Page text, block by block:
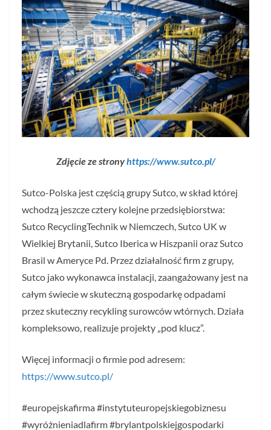
Zdjęcie ze stronyhttps://www.sutco.pl/
Sutco-Polska jest częścią grupy Sutco, w skład której
wchodzą jeszcze cztery kolejne przedsiębiorstwa:
Sutco RecyclingTechnik w Niemczech, Sutco UK w
Wielkiej Brytanii, Sutco Iberica w Hiszpanii oraz Sutco
Brasil w Ameryce Pd. Przez działalność firm z grupy,
Sutco jako wykonawca instalacji, zaangażowany jest na
całym świecie w skuteczną gospodarkę odpadami
przez skuteczny recykling surowców wtórnych. Działa
kompleksowo, realizuje projekty „pod klucz”.
Więcej informacji o firmie pod adresem:
https://www.sutco.pl/
#europejskafirma #instytuteuropejskiegobiznesu
#wyróżnieniadlafirm #brylantpolskiejgospodarki